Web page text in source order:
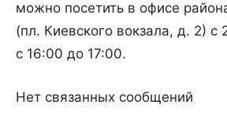
можно посетить в офисе
(пл. Киевского вокзала, д. 2) с
с 16:00 до 17:00.
Нет связанных сообщений